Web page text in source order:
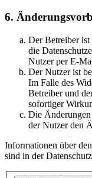
6.
Der Betreiber
die
Nutzer per E-
Der Nutzer ist
Im Falle des
Betreiber und
sofortiger
Die
der Nutzer den
Informationen über
sind in der